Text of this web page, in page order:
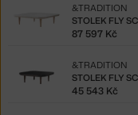
STOLEK FLY
&TRADITION
87 597 Kč
STOLEK FLY
&TRADITION
45 543 Kč